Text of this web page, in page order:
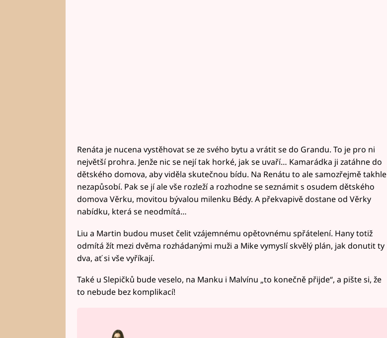
Renáta je nucena vystěhovat se ze svého bytu a vrátit se do Grandu. To je pro ni
největší prohra. Jenže nic se nejí tak horké, jak se uvaří… Kamarádka ji zatáhne do
dětského domova, aby viděla skutečnou bídu. Na Renátu to ale samozřejmě takhle
nezapůsobí. Pak se jí ale vše rozleží a rozhodne se seznámit s osudem dětského
domova Věrku, movitou bývalou milenku Bédy. A překvapivě dostane od Věrky
nabídku, která se neodmítá…
Liu a Martin budou muset čelit vzájemnému opětovnému spřátelení. Hany totiž
odmítá žít mezi dvěma rozhádanými muži a Mike vymyslí skvělý plán, jak donutit ty
dva, ať si vše vyříkají.
Také u Slepičků bude veselo, na Manku i Malvínu „to konečně přijde“, a pište si, že
to nebude bez komplikací!